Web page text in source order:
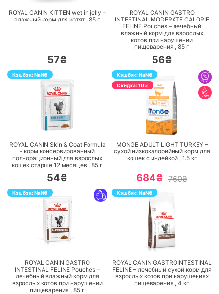
ROYAL CANIN KITTEN wet in jelly –
влажный корм для котят , 85 г
57₴
ROYAL CANIN GASTRO
INTESTINAL MODERATE CALORIE
FELINE Pouches – лечебный
влажный корм для взрослых
котов при нарушении
пищеварения , 85 г
56₴
Кэшбэк:NaN₴
ПЕРЕЙТИ
ROYAL CANIN Skin & Coat Formula
– корм консервированный
полнорационный для взрослых
кошек старше 12 месяцев , 85 г
54₴
Кэшбэк:NaN₴
Cкидка: 10%
ПЕРЕЙТИ
MONGE ADULT LIGHT TURKEY –
сухой низкокалорийный корм для
кошек с индейкой , 1.5кг
684₴ 760₴
Кэшбэк:NaN₴
ПЕРЕЙТИ
ROYAL CANIN GASTRO
INTESTINAL FELINE Pouches –
лечебный влажный корм для
взрослых котов при нарушении
пищеварения , 85 г
Кэшбэк:NaN₴
ПЕРЕЙТИ
ROYAL CANIN GASTROINTESTINAL
FELINE – лечебный сухой корм для
взрослых котов при нарушениях
пищеварения , 4 кг